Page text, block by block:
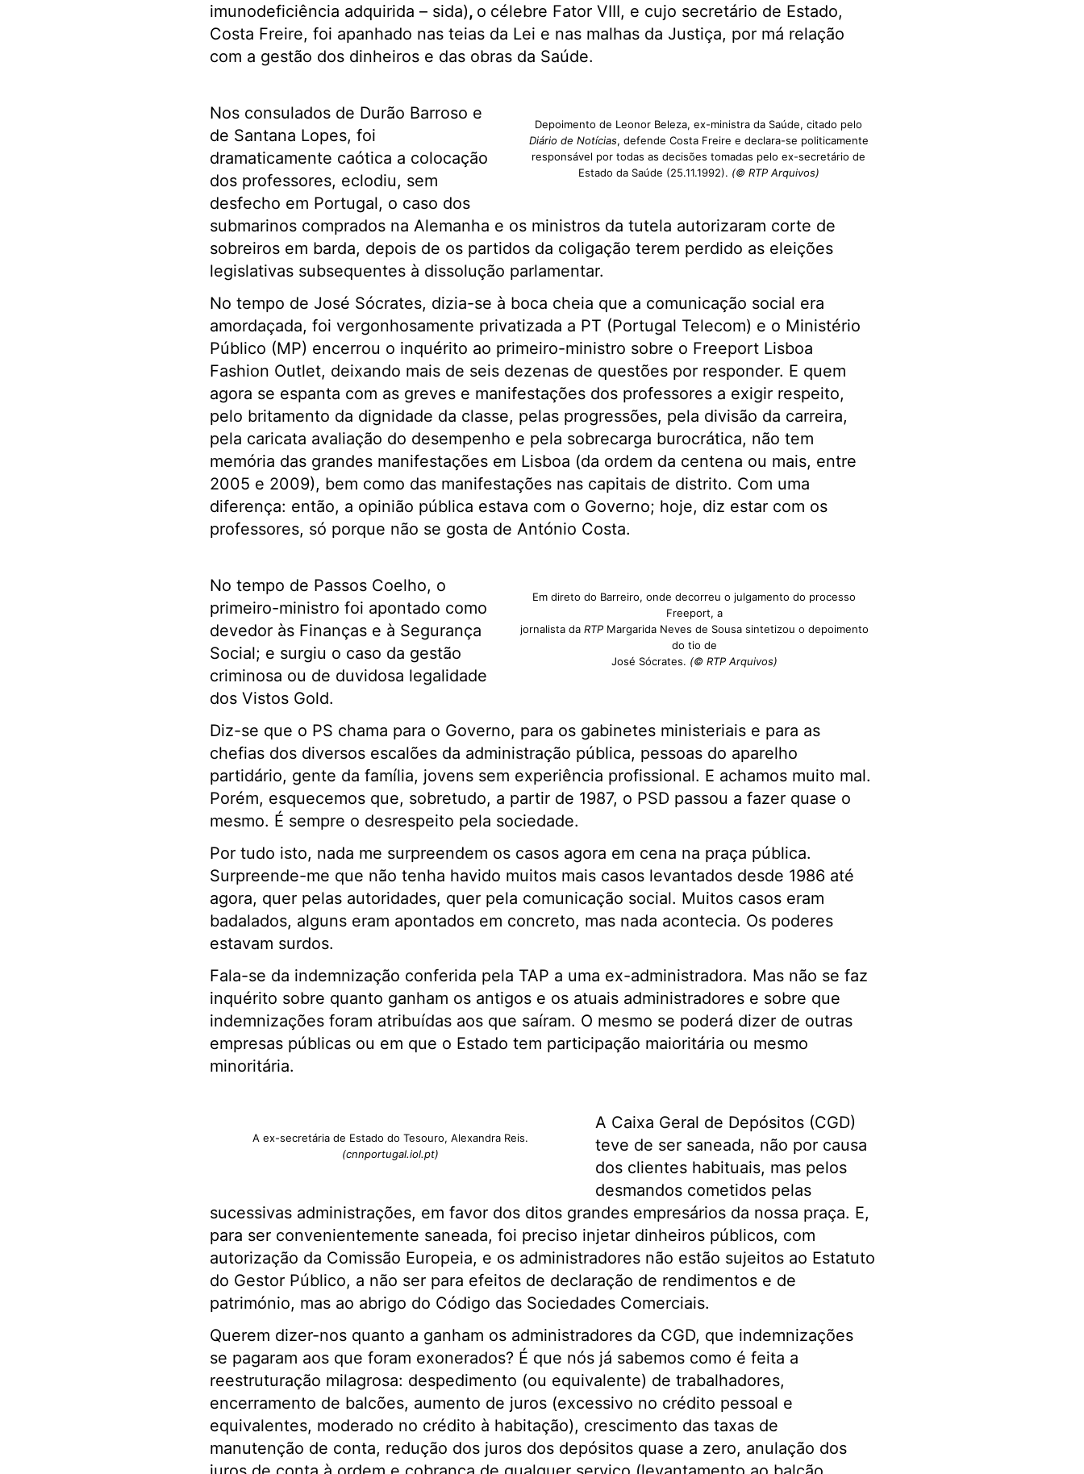
imunodeficiência adquirida – sida), o célebre Fator VIII, e cujo secretário de Estado,
Costa Freire, foi apanhado nas teias da Lei e nas malhas da Justiça, por má relação
com a gestão dos dinheiros e das obras da Saúde.
Depoimento de Leonor Beleza, ex-ministra da Saúde, citado pelo
Diário de Notícias, defende Costa Freire e declara-se politicamente
responsável por todas as decisões tomadas pelo ex-secretário de
Estado da Saúde (25.11.1992). (© RTP Arquivos)
Nos consulados de Durão Barroso e
de Santana Lopes, foi
dramaticamente caótica a colocação
dos professores, eclodiu, sem
desfecho em Portugal, o caso dos
submarinos comprados na Alemanha e os ministros da tutela autorizaram corte de
sobreiros em barda, depois de os partidos da coligação terem perdido as eleições
legislativas subsequentes à dissolução parlamentar.
No tempo de José Sócrates, dizia-se à boca cheia que a comunicação social era
amordaçada, foi vergonhosamente privatizada a PT (Portugal Telecom) e o Ministério
Público (MP) encerrou o inquérito ao primeiro-ministro sobre o Freeport Lisboa
Fashion Outlet, deixando mais de seis dezenas de questões por responder. E quem
agora se espanta com as greves e manifestações dos professores a exigir respeito,
pelo britamento da dignidade da classe, pelas progressões, pela divisão da carreira,
pela caricata avaliação do desempenho e pela sobrecarga burocrática, não tem
memória das grandes manifestações em Lisboa (da ordem da centena ou mais, entre
2005 e 2009), bem como das manifestações nas capitais de distrito. Com uma
diferença: então, a opinião pública estava com o Governo; hoje, diz estar com os
professores, só porque não se gosta de António Costa.
Em direto do Barreiro, onde decorreu o julgamento do processo
Freeport, a
jornalista da RTPMargarida Neves de Sousa sintetizou o depoimento
do tio de
José Sócrates. (© RTP Arquivos)
No tempo de Passos Coelho, o
primeiro-ministro foi apontado como
devedor às Finanças e à Segurança
Social; e surgiu o caso da gestão
criminosa ou de duvidosa legalidade
dos Vistos Gold.
Diz-se que o PS chama para o Governo, para os gabinetes ministeriais e para as
chefias dos diversos escalões da administração pública, pessoas do aparelho
partidário, gente da família, jovens sem experiência profissional. E achamos muito mal.
Porém, esquecemos que, sobretudo, a partir de 1987, o PSD passou a fazer quase o
mesmo. É sempre o desrespeito pela sociedade.
Por tudo isto, nada me surpreendem os casos agora em cena na praça pública.
Surpreende-me que não tenha havido muitos mais casos levantados desde 1986 até
agora, quer pelas autoridades, quer pela comunicação social. Muitos casos eram
badalados, alguns eram apontados em concreto, mas nada acontecia. Os poderes
estavam surdos.
Fala-se da indemnização conferida pela TAP a uma ex-administradora. Mas não se faz
inquérito sobre quanto ganham os antigos e os atuais administradores e sobre que
indemnizações foram atribuídas aos que saíram. O mesmo se poderá dizer de outras
empresas públicas ou em que o Estado tem participação maioritária ou mesmo
minoritária.
A ex-secretária de Estado do Tesouro, Alexandra Reis.
(cnnportugal.iol.pt)
A Caixa Geral de Depósitos (CGD)
teve de ser saneada, não por causa
dos clientes habituais, mas pelos
desmandos cometidos pelas
sucessivas administrações, em favor dos ditos grandes empresários da nossa praça. E,
para ser convenientemente saneada, foi preciso injetar dinheiros públicos, com
autorização da Comissão Europeia, e os administradores não estão sujeitos ao Estatuto
do Gestor Público, a não ser para efeitos de declaração de rendimentos e de
património, mas ao abrigo do Código das Sociedades Comerciais.
Querem dizer-nos quanto a ganham os administradores da CGD, que indemnizações
se pagaram aos que foram exonerados? É que nós já sabemos como é feita a
reestruturação milagrosa: despedimento (ou equivalente) de trabalhadores,
encerramento de balcões, aumento de juros (excessivo no crédito pessoal e
equivalentes, moderado no crédito à habitação), crescimento das taxas de
manutenção de conta, redução dos juros dos depósitos quase a zero, anulação dos